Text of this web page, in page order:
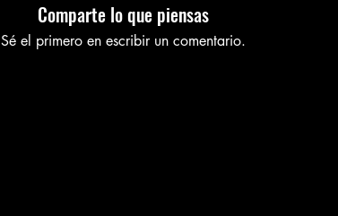
Comparte lo que piensas
Sé el primero en escribir un comentario.